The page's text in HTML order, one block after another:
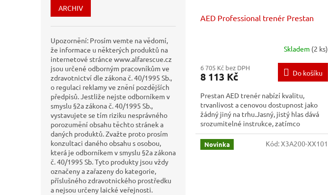
ARCHIV
Upozornění: Prosím vemte na vědomí,
že informace u některých produktů na
internetové stránce www.alfarescue.cz
jsou určené odborným pracovníkům ve
zdravotnictví dle zákona č. 40/1995 Sb.,
o regulaci reklamy ve znění pozdějších
předpisů. Jestliže nejste odborníkem v
smyslu §2a zákona č. 40/1995 Sb.,
vystavujete se tím riziku nesprávného
porozumění obsahu těchto stránek a
daných produktů. Zvažte proto prosím
konzultaci daného obsahu s osobou,
která je odborníkem v smyslu §2a zákona
č. 40/1995 Sb. Tyto produkty jsou vždy
označeny a zařazeny do kategorie,
příslušného zdravotnického prostředku
a nejsou určeny laické veřejnosti.
AED Professional trenér Prestan
Skladem (2 ks)
6 705 Kč bez DPH
8 113 Kč Do košíku
Prestan AED trenér nabízí kvalitu,
trvanlivost a cenovou dostupnost jako
žádný jiný na trhu.Jasný, jistý hlas dává
srozumitelné instrukce, zatímco
předprogramované scénáře...
Novinka Kód:X3A200-XX101